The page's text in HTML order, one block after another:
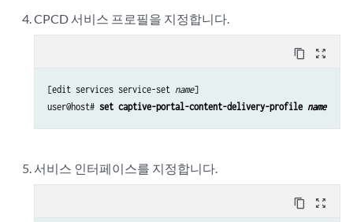
CPCD 서비스 프로필을 지정합니다.
content_copy zoom_out_map
[edit services service-set name]
user@host# set captive-portal-content-delivery-profile name
서비스 인터페이스를 지정합니다.
content_copy zoom_out_map